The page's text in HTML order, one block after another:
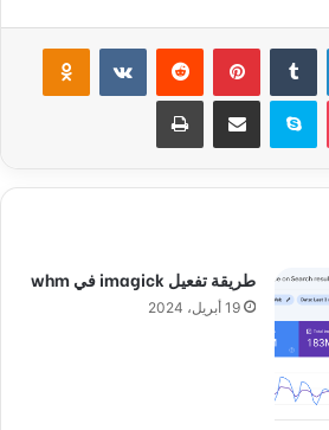
لينكدإن بينتيريست
سكايب
طريقة تفعيل imagick في whm
19 أبريل، 2024